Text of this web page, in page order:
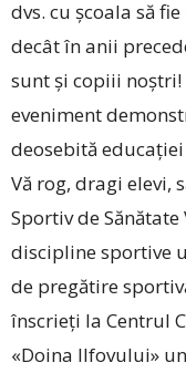
dvs. cu școala să
decât în anii
sunt și copiii
eveniment
deosebită
Vă rog, dragi elevi,
Sportiv de
discipline sportive
de pregătire
înscrieți la Centrul
«Doina Ilfovului»